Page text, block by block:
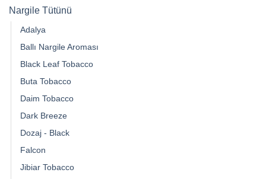
Nargile Tütünü
Adalya
Ballı Nargile Aroması
Black Leaf Tobacco
Buta Tobacco
Daim Tobacco
Dark Breeze
Dozaj - Black
Falcon
Jibiar Tobacco